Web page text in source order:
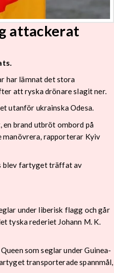
attackerat
har lämnat det stora
att ryska drönare slagit ner.
utanför ukrainska Odesa.
en brand utbröt ombord på
rapporterar Kyiv
blev fartyget träffat av
under liberisk flagg och går
tyska rederiet Johann M. K.
som seglar under Guinea-
transporterade spannmål,